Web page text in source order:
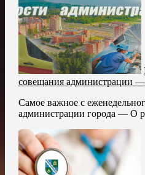
совещания администрации
Самое важное с
администрации города — О